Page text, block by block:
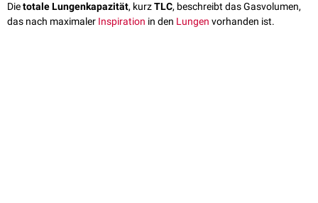
Dietotale Lungenkapazität, kurzTLC, beschreibt das Gasvolumen,
das nach maximaler Inspiration in den Lungen vorhanden ist.